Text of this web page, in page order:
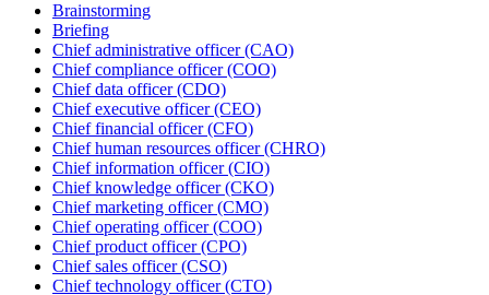
Brainstorming
Briefing
Chief administrative officer (CAO)
Chief compliance officer (COO)
Chief data officer (CDO)
Chief executive officer (CEO)
Chief financial officer (CFO)
Chief human resources officer (CHRO)
Chief information officer (CIO)
Chief knowledge officer (CKO)
Chief marketing officer (CMO)
Chief operating officer (COO)
Chief product officer (CPO)
Chief sales officer (CSO)
Chief technology officer (CTO)